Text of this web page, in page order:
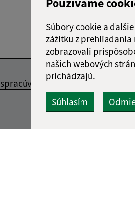
Používame
Súbory cookie a
zážitku z prehliadania
zobrazovali
našich webových
prichádzajú.
Súhlasím
spracúvaním osobných